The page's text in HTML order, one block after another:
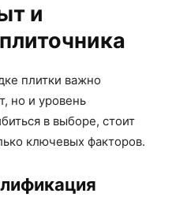
и
плитки важно
но и уровень
в выборе, стоит
ключевых факторов.